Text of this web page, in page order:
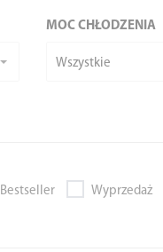
MOC CHŁODZENIA
Wszystkie
Bestseller Wyprzedaż